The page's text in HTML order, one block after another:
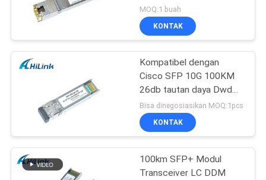
-10G-T RJ45 connector
MOQ:1 buah
KONTAK
Kompatibel dengan
Cisco SFP 10G 100KM
26db tautan daya Dwdm
SFP + Modul
Transceiver
Bisa dinegosiasikan MOQ:1pcs
KONTAK
100km SFP+ Modul
Transceiver LC DDM